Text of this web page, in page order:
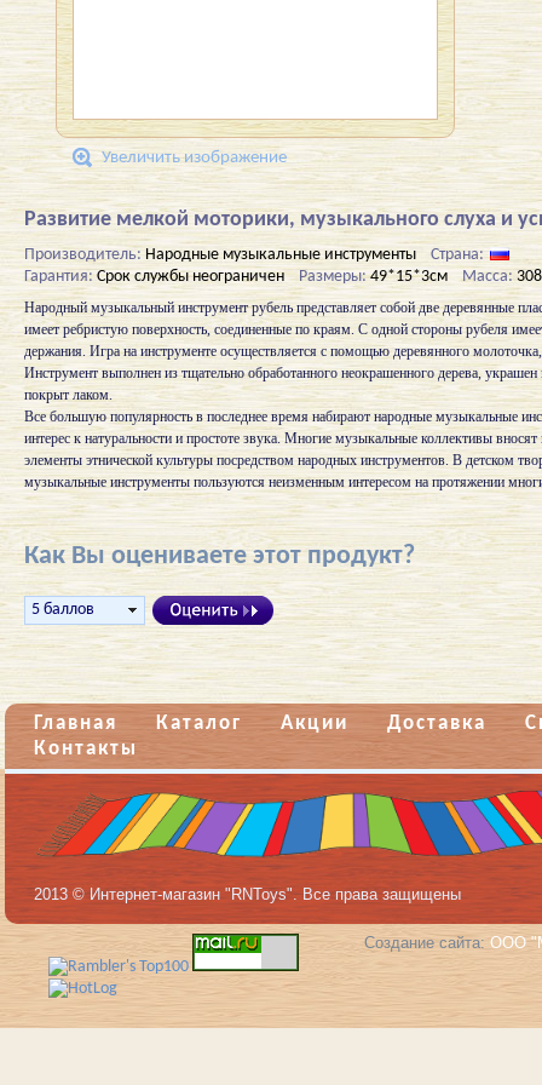
Увеличить изображение
Развитие мелкой моторики, музыкального слуха и
Производитель: Народные музыкальные инструменты
Страна:
Гарантия:Срок службы неограничен Размеры:49*15*3см Масса:
Народный музыкальный инструмент рубель представляет собой две деревянные
имеет ребристую поверхность, соединенные по краям. С одной стороны рубеля
держания. Игра на инструменте осуществляется с помощью деревянного
Инструмент выполнен из тщательно обработанного неокрашенного дерева,
покрыт лаком.
Все большую популярность в последнее время набирают народные музыкальные
интерес к натуральности и простоте звука. Многие музыкальные коллективы
элементы этнической культуры посредством народных инструментов. В детском
музыкальные инструменты пользуются неизменным интересом на протяжении
Как Вы оцениваете этот продукт?
Главная Каталог Акции Доставка
Контакты
2013 © Интернет-магазин "RNToys". Все права защищены
Создание сайта: ООО